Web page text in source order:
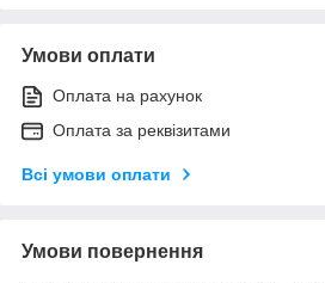
Умови оплати
Оплата на рахунок
Оплата за реквізитами
Всі умови оплати
Умови повернення